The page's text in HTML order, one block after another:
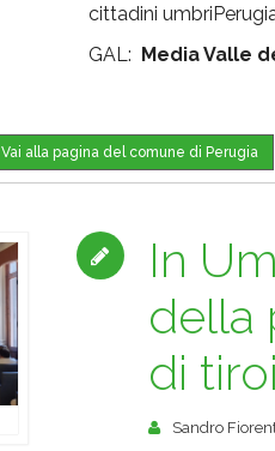
cittadini
GAL: Media Valle
Vai alla pagina del comune di Perugia
In
della
di
Sandro